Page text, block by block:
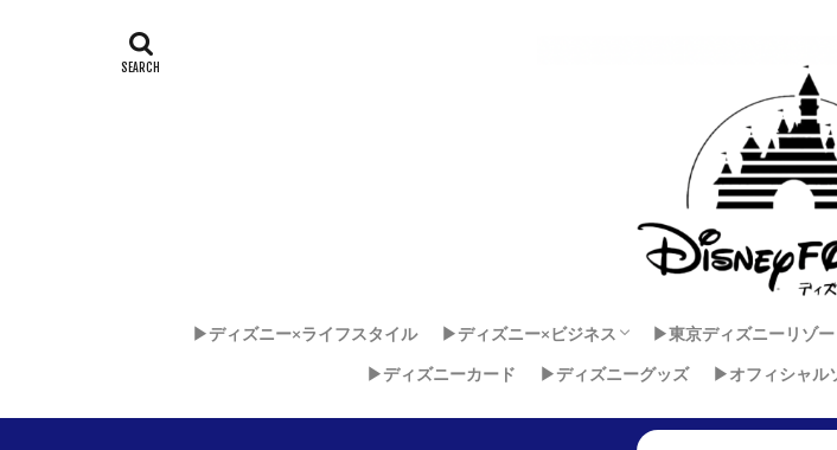
▶︎ディズニー×ライフスタイル ▶︎ディズニー×ビジネス
ディズニー × 健康
ディズニダンサーセカンドキャリア
ディズニー×マインド
▶︎東京ディズニーリゾー
東京ディズニーランド
東京ディズニーシー
▶︎ディズニーカード
▶︎ディズニーグッズ ▶︎オフィシャル